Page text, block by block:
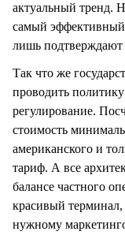
актуальный тренд.
самый эффективный
лишь подтверждают
Так что же
проводить
регулирование.
стоимость
американского и
тариф. А все
балансе частного
красивый терминал,
нужному